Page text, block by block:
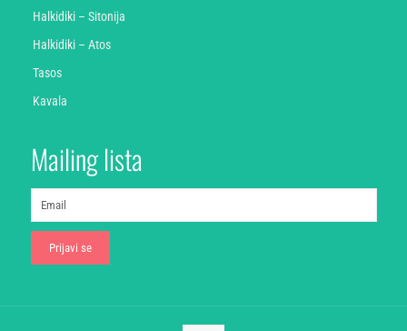
Halkidiki – Sitonija
Halkidiki – Atos
Tasos
Kavala
Mailing lista